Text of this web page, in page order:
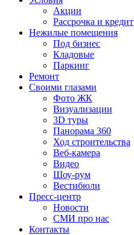
Акции
Рассрочка и кредит
Нежилые помещения
Под бизнес
Кладовые
Паркинг
Ремонт
Своими глазами
Фото ЖК
Визуализации
3D туры
Панорама 360
Ход строительства
Веб-камера
Видео
Шоу-рум
Вестибюли
Пресс-центр
Новости
СМИ про нас
Контакты